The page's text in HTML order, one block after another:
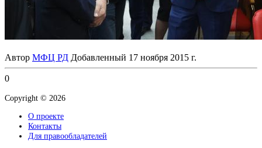
Автор МФЦ РД Добавленный 17 ноября 2015 г.
0
Copyright © 2026
О проекте
Контакты
Для правообладателей